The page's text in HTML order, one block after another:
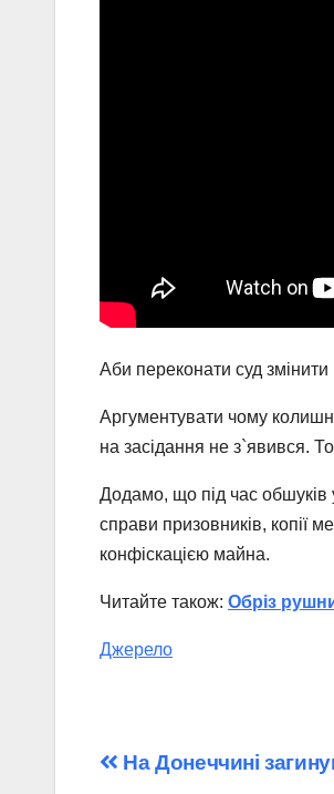
Аби переконати суд змінити
Аргументувати чому
на засідання не з`явився.
Додамо, що під час обшуків
справи призовників, копії
конфіскацією майна.
Читайте також: Обріз
Джерело
Навігація
На Донеччині